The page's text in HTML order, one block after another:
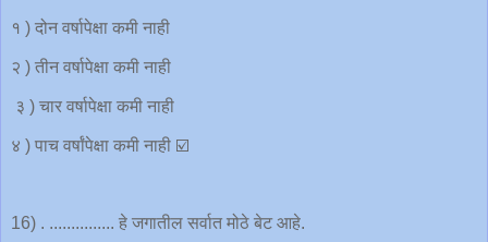
१ ) दोन वर्षापेक्षा कमी नाही
२ ) तीन वर्षापेक्षा कमी नाही
३ ) चार वर्षापेक्षा कमी नाही
४ ) पाच वर्षांपेक्षा कमी नाही ☑️
16) . ............... हे जगातील सर्वात मोठे बेट आहे.